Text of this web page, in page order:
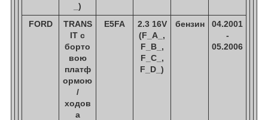
_)
FORD
TRANS
IT c
борто
вою
платф
ормою
/
ходов
а
E5FA
2.3 16V
(F_A_,
F_B_,
F_C_,
F_D_)
бензин
04.2001
-
05.2006